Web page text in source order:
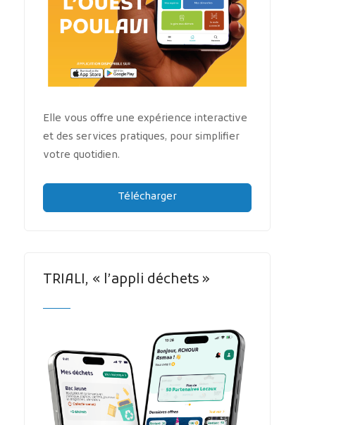
Elle vous offre une expérience interactive
et des services pratiques, pour simplifier
votre quotidien.
Télécharger
TRIALI, « l’appli déchets »